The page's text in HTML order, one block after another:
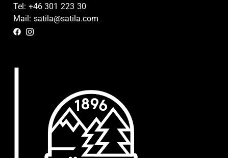
Tel: +46 301 223 30
Mail: satila@satila.com